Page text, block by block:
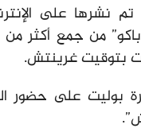
تم نشرها على
بتوقيت غرينتش.
بوليت على حضور